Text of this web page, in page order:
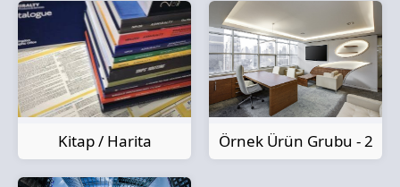
Kitap / Harita Örnek Ürün Grubu - 2